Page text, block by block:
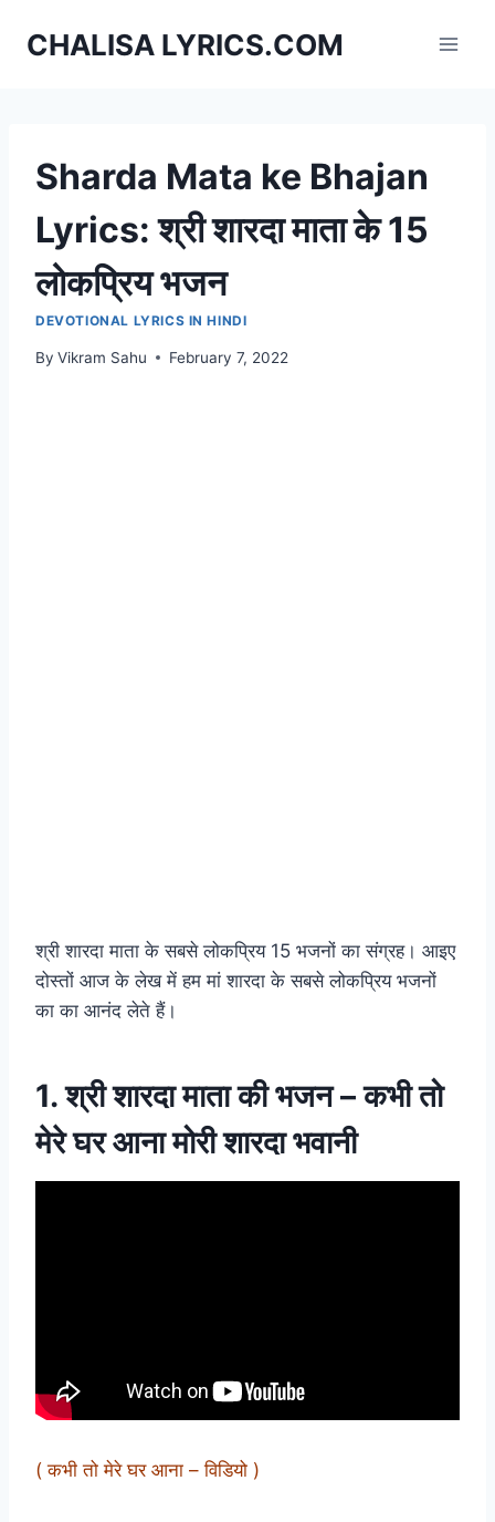
CHALISA LYRICS.COM
Sharda Mata ke Bhajan
Lyrics: श्री शारदा माता के 15
लोकप्रिय भजन
DEVOTIONAL LYRICS IN HINDI
By Vikram Sahu February 7, 2022
श्री शारदा माता के सबसे लोकप्रिय 15 भजनों का संग्रह। आइए
दोस्तों आज के लेख में हम मां शारदा के सबसे लोकप्रिय भजनों
का का आनंद लेते हैं।
1. श्री शारदा माता की भजन – कभी तो
मेरे घर आना मोरी शारदा भवानी
( कभी तो मेरे घर आना – विडियो )